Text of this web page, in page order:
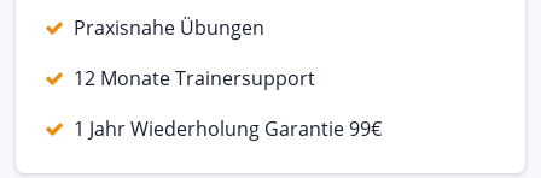
Praxisnahe Übungen
12 Monate Trainersupport
1 Jahr Wiederholung Garantie 99€